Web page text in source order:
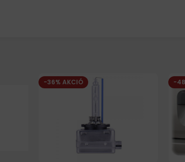
-36% AKCIÓ -